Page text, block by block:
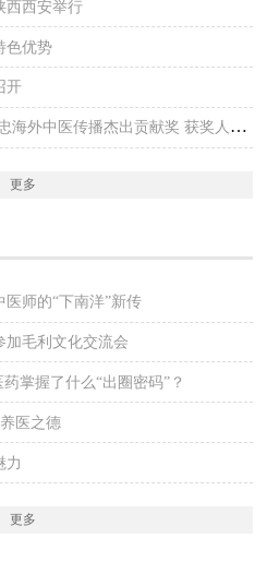
西西安举行
色优势
开
2024年世界传统医药论坛-李文忠海外中医传播杰出贡献奖 获奖人员公示
更多
师的“下南洋”新传
毛利文化交流会
掌握了什么“出圈密码”？
医之德
力
更多